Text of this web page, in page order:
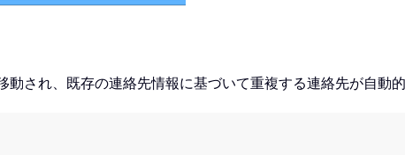
され、既存の連絡先情報に基づいて重複する連絡先が自動的